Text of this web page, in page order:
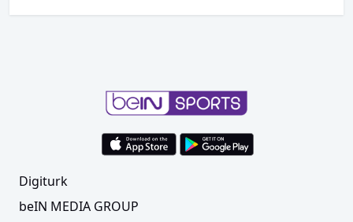
Digiturk
beIN MEDIA GROUP